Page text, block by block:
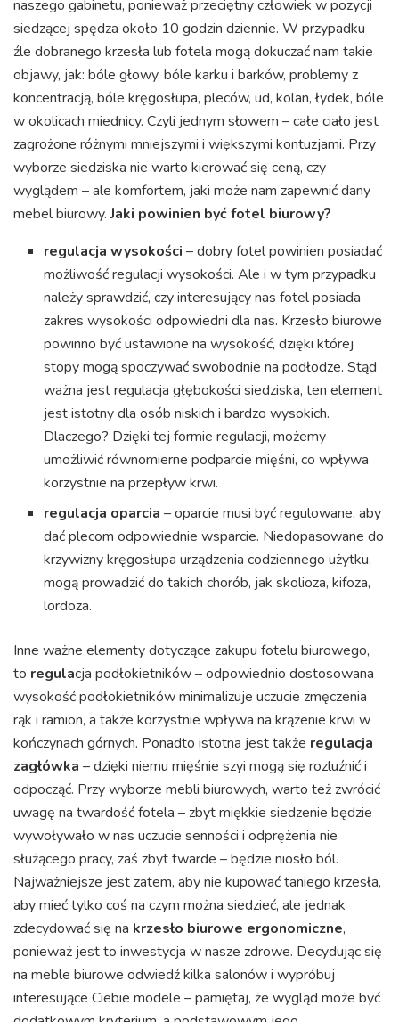
naszego gabinetu, ponieważ przeciętny człowiek w pozycji
siedzącej spędza około 10 godzin dziennie. W przypadku
źle dobranego krzesła lub fotela mogą dokuczać nam takie
objawy, jak: bóle głowy, bóle karku i barków, problemy z
koncentracją, bóle kręgosłupa, pleców, ud, kolan, łydek, bóle
w okolicach miednicy. Czyli jednym słowem – całe ciało jest
zagrożone różnymi mniejszymi i większymi kontuzjami. Przy
wyborze siedziska nie warto kierować się ceną, czy
wyglądem – ale komfortem, jaki może nam zapewnić dany
mebel biurowy.Jaki powinien być fotel biurowy?
regulacja wysokości– dobry fotel powinien posiadać
możliwość regulacji wysokości. Ale i w tym przypadku
należy sprawdzić, czy interesujący nas fotel posiada
zakres wysokości odpowiedni dla nas. Krzesło biurowe
powinno być ustawione na wysokość, dzięki której
stopy mogą spoczywać swobodnie na podłodze. Stąd
ważna jest regulacja głębokości siedziska, ten element
jest istotny dla osób niskich i bardzo wysokich.
Dlaczego? Dzięki tej formie regulacji, możemy
umożliwić równomierne podparcie mięśni, co wpływa
korzystnie na przepływ krwi.
regulacja oparcia – oparcie musi być regulowane, aby
dać plecom odpowiednie wsparcie. Niedopasowane do
krzywizny kręgosłupa urządzenia codziennego użytku,
mogą prowadzić do takich chorób, jak skolioza, kifoza,
lordoza.
Inne ważne elementy dotyczące zakupu fotelu biurowego,
to regulacja podłokietników – odpowiednio dostosowana
wysokość podłokietników minimalizuje uczucie zmęczenia
rąk i ramion, a także korzystnie wpływa na krążenie krwi w
kończynach górnych. Ponadto istotna jest także regulacja
zagłówka – dzięki niemu mięśnie szyi mogą się rozluźnić i
odpocząć. Przy wyborze mebli biurowych, warto też zwrócić
uwagę na twardość fotela – zbyt miękkie siedzenie będzie
wywoływało w nas uczucie senności i odprężenia nie
służącego pracy, zaś zbyt twarde – będzie niosło ból.
Najważniejsze jest zatem, aby nie kupować taniego krzesła,
aby mieć tylko coś na czym można siedzieć, ale jednak
zdecydować się na krzesło biurowe ergonomiczne,
ponieważ jest to inwestycja w nasze zdrowe. Decydując się
na meble biurowe odwiedź kilka salonów i wypróbuj
interesujące Ciebie modele – pamiętaj, że wygląd może być